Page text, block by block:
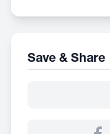
Save & Share